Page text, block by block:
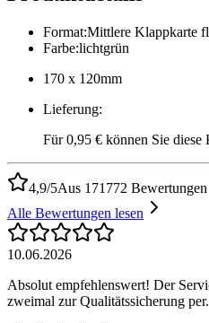
Format:Mittlere Klappkarte
Farbe:lichtgrün
170 x 120mm
Lieferung:
Für 0,95 € können Sie diese
4,9/5Aus 171772 Bewertungen
Alle Bewertungen lesen
10.06.2026
Absolut empfehlenswert! Der
zweimal zur Qualitätssicherung